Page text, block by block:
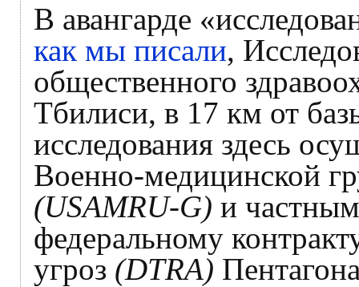
В авангарде
как мы писали,
общественного
Тбилиси, в 17 км от
исследования здесь
Военно-медицинской
(USAMRU-G) и
федеральному
угроз (DTRA)